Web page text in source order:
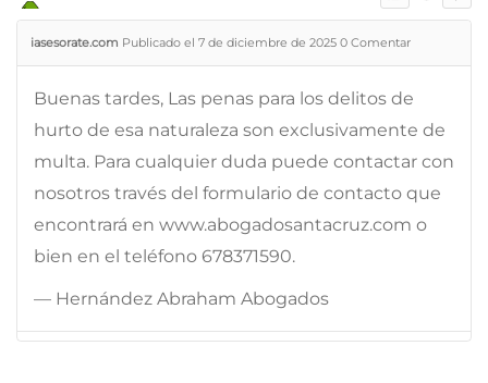
iasesorate.com Publicado el 7 de diciembre de 2025 0 Comentar
Buenas tardes, Las penas para los delitos de
hurto de esa naturaleza son exclusivamente de
multa. Para cualquier duda puede contactar con
nosotros través del formulario de contacto que
encontrará en www.abogadosantacruz.com o
bien en el teléfono 678371590.
— Hernández Abraham Abogados